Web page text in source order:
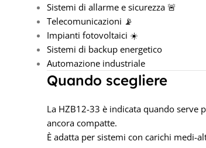
Sistemi di allarme e sicurezza 🚨
Telecomunicazioni 📡
Impianti fotovoltaici ☀️
Sistemi di backup energetico
Automazione industriale
Quando scegliere
La HZB12-33 è indicata quando
ancora compatte.
È adatta per sistemi con carichi medi-